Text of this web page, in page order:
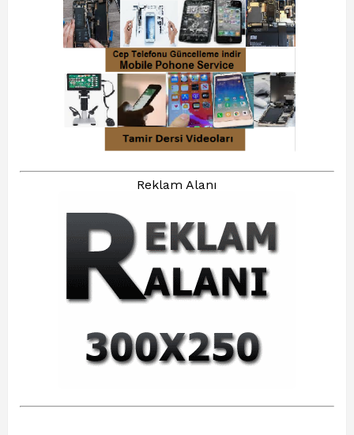
Reklam Alanı